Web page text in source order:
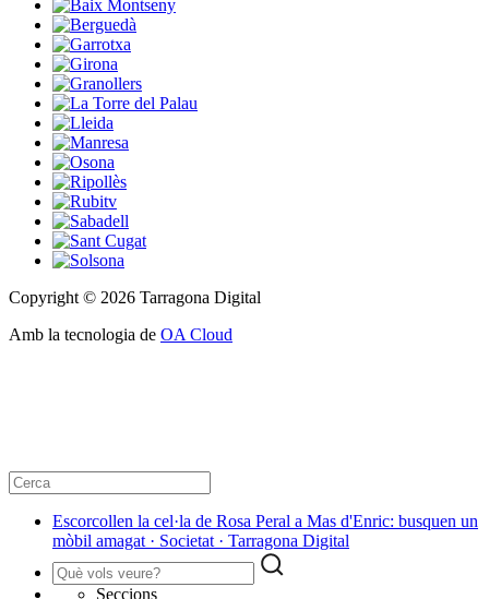
Copyright © 2026 Tarragona Digital
Amb la tecnologia de OA Cloud
Escorcollen la cel·la de Rosa Peral a Mas d'Enric: busquen un
mòbil amagat · Societat · Tarragona Digital
Seccions